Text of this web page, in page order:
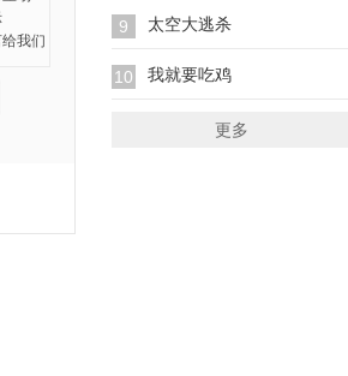
9 太空大逃杀
10 我就要吃鸡
更多